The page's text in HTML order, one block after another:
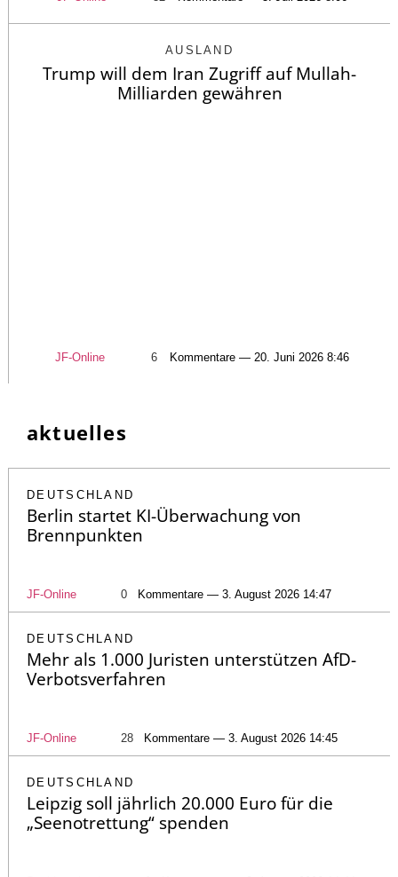
AUSLAND
Trump will dem Iran Zugriff auf Mullah-
Milliarden gewähren
JF-Online 6 Kommentare — 20. Juni 2026 8:46
aktuelles
DEUTSCHLAND
Berlin startet KI-Überwachung von
Brennpunkten
JF-Online 0 Kommentare — 3. August 2026 14:47
DEUTSCHLAND
Mehr als 1.000 Juristen unterstützen AfD-
Verbotsverfahren
JF-Online 28 Kommentare — 3. August 2026 14:45
DEUTSCHLAND
Leipzig soll jährlich 20.000 Euro für die
„Seenotrettung“ spenden